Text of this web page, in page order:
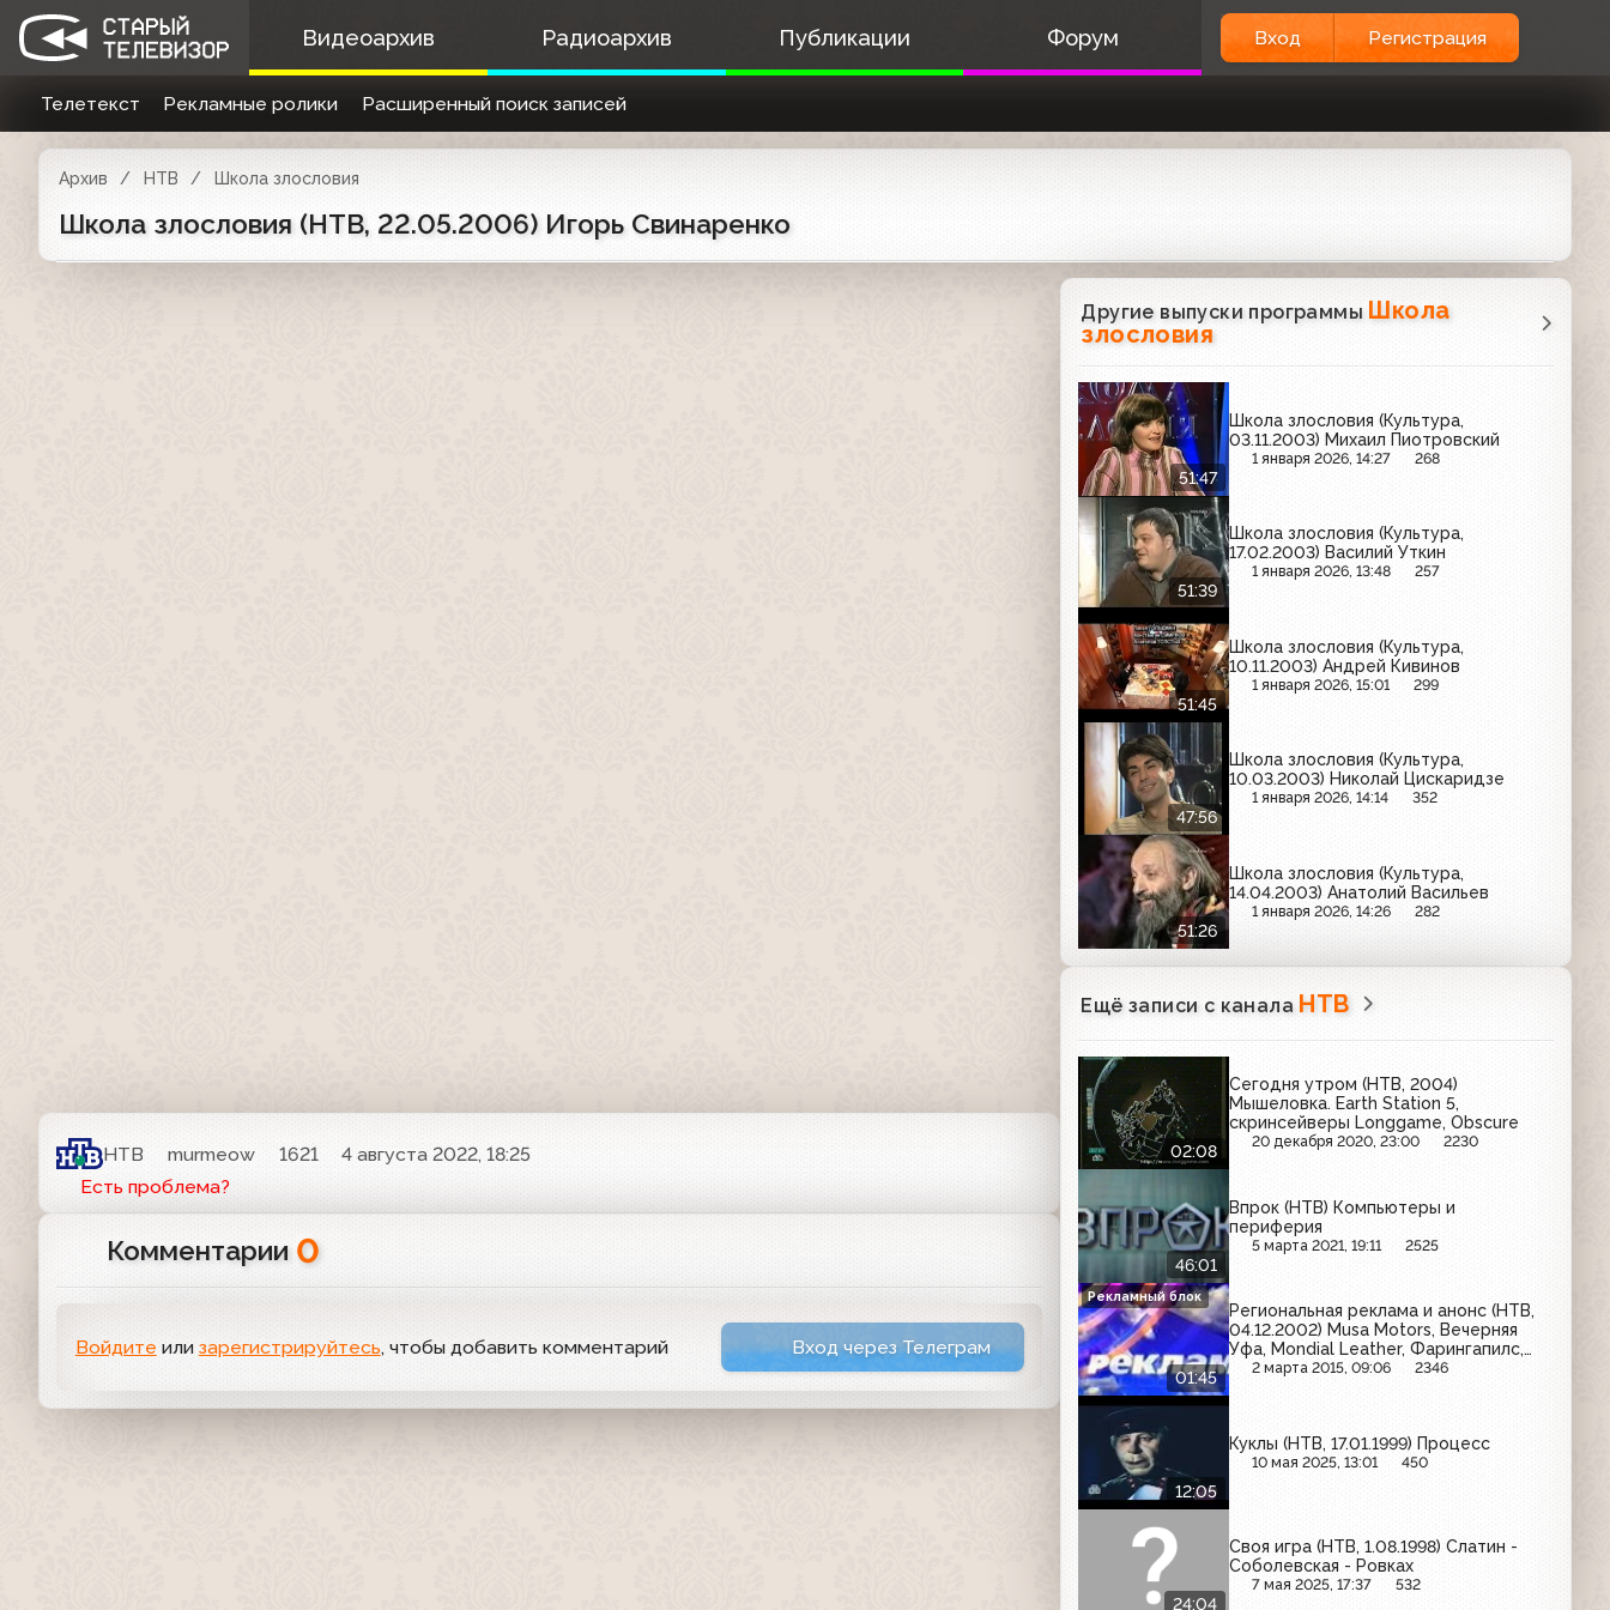
Видеоархив Радиоархив Публикации Форум Вход Регистрация
Телетекст Рекламные ролики Расширенный поиск записей
Архив НТВ Школа злословия
Школа злословия (НТВ, 22.05.2006) Игорь Свинаренко
НТВ murmeow 1621
4 августа 2022, 18:25
Есть проблема?
Комментарии 0
Войдите или зарегистрируйтесь, чтобы добавить комментарий Вход через Телеграм
Другие выпуски программы Школа
злословия
51:47
Школа злословия (Культура,
03.11.2003) Михаил Пиотровский
1 января 2026, 14:27 268
51:39
Школа злословия (Культура,
17.02.2003) Василий Уткин
1 января 2026, 13:48 257
51:45
Школа злословия (Культура,
10.11.2003) Андрей Кивинов
1 января 2026, 15:01 299
47:56
Школа злословия (Культура,
10.03.2003) Николай Цискаридзе
1 января 2026, 14:14 352
51:26
Школа злословия (Культура,
14.04.2003) Анатолий Васильев
1 января 2026, 14:26 282
Ещё записи с канала НТВ
02:08
Сегодня утром (НТВ, 2004)
Мышеловка. Earth Station 5,
скринсейверы Longgame, Obscure
20 декабря 2020, 23:00 2230
46:01
Впрок (НТВ) Компьютеры и
периферия
5 марта 2021, 19:11 2525
01:45
Региональная реклама и анонс (НТВ,
04.12.2002) Musa Motors, Вечерняя
Уфа, Mondial Leather, Фарингапилс,
Evromoda, Чонкин, Барские забавы
2 марта 2015, 09:06 2346
Рекламный блок
12:05
Куклы (НТВ, 17.01.1999) Процесс
10 мая 2025, 13:01 450
24:04
Своя игра (НТВ, 1.08.1998) Слатин -
Соболевская - Ровках
7 мая 2025, 17:37 532